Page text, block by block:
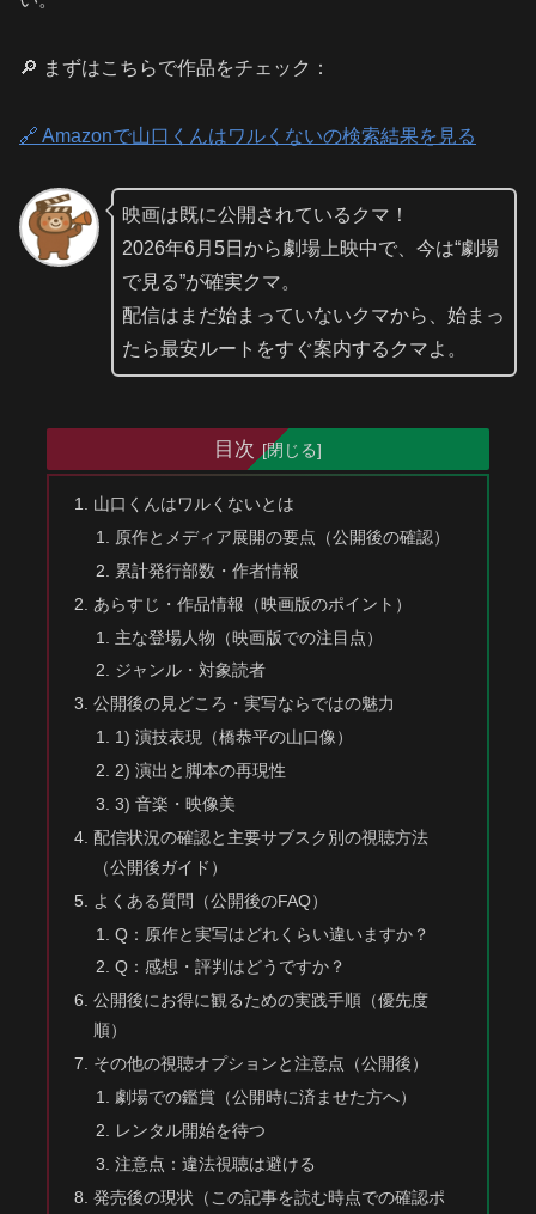
🔎 まずはこちらで作品をチェック：
🔗 Amazonで山口くんはワルくないの検索結果を見る
映画は既に公開されているクマ！
2026年6月5日から劇場上映中で、今は“劇場
で見る”が確実クマ。
配信はまだ始まっていないクマから、始まっ
たら最安ルートをすぐ案内するクマよ。
目次
山口くんはワルくないとは
原作とメディア展開の要点（公開後の確認）
累計発行部数・作者情報
あらすじ・作品情報（映画版のポイント）
主な登場人物（映画版での注目点）
ジャンル・対象読者
公開後の見どころ・実写ならではの魅力
1) 演技表現（橋恭平の山口像）
2) 演出と脚本の再現性
3) 音楽・映像美
配信状況の確認と主要サブスク別の視聴方法
（公開後ガイド）
よくある質問（公開後のFAQ）
Q：原作と実写はどれくらい違いますか？
Q：感想・評判はどうですか？
公開後にお得に観るための実践手順（優先度
順）
その他の視聴オプションと注意点（公開後）
劇場での鑑賞（公開時に済ませた方へ）
レンタル開始を待つ
注意点：違法視聴は避ける
発売後の現状（この記事を読む時点での確認ポ